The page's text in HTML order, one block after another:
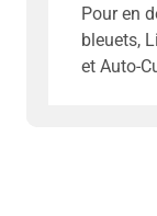
Pour en
bleuets,
et Auto-